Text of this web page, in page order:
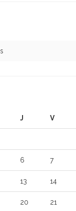
J V
6 7
13 14
20 21